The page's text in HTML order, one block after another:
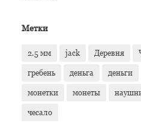
Метки
2.5 мм jack Деревня
гребень деньга деньги
монетки монеты
чесало